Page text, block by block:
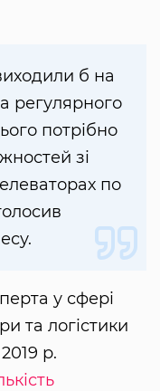
б на
регулярного
потрібно
зі
по
у сфері
та логістики
р.